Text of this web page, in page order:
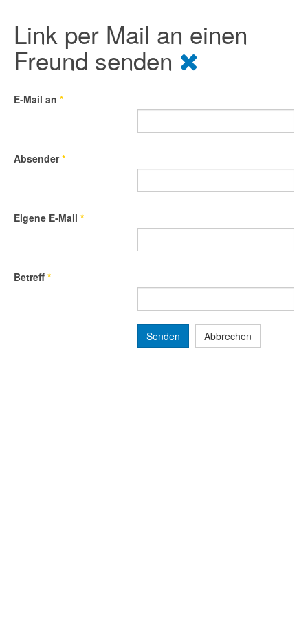
Link per Mail an einen
Freund senden
E-Mail an *
Absender*
Eigene E-Mail *
Betreff *
Senden Abbrechen